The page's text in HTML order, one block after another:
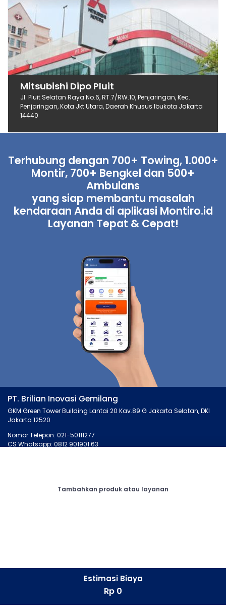
Mitsubishi Dipo Pluit
Jl. Pluit Selatan Raya No.6, RT.7/RW.10, Penjaringan, Kec.
Penjaringan, Kota Jkt Utara, Daerah Khusus Ibukota Jakarta
14440
Tambahkan produk atau layanan
Estimasi Biaya
Rp 0
Terhubung dengan 700+ Towing, 1.000+
Montir, 700+ Bengkel dan 500+
Ambulans
yang siap membantu masalah
kendaraan Anda di aplikasi Montiro.id
Layanan Tepat & Cepat!
PT. Brilian Inovasi Gemilang
GKM Green Tower Building Lantai 20 Kav.89 G Jakarta Selatan, DKI
Jakarta 12520
Nomor Telepon: 021-50111277
CS Whatsapp: 0812 901901 63
Cari Bengkel
Instagram
LinkedIn
Whatsapp